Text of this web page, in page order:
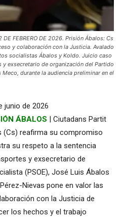
DE FEBRERO DE 2026. Prisión Ábalos: Cs
y colaboración con la Justicia. Avalado
socialistas Ábalos y Koldo. Juicio caso
exsecretario de organización del Partido
durante la audiencia preliminar en el
junio de 2026
ÁBALOS | Ciutadans Partit
(Cs) reafirma su compromiso
su respeto a la sentencia
y exsecretario de
(PSOE), José Luis Ábalos
Nievas pone en valor las
con la Justicia de
los hechos y el trabajo